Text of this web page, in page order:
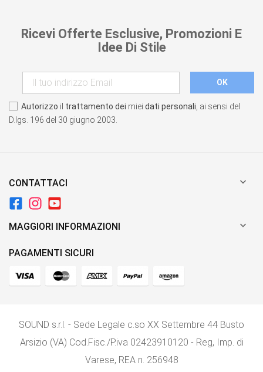
Ricevi Offerte Esclusive, Promozioni E
Idee Di Stile
Autorizzo il trattamento dei miei dati personali , ai sensi del
D.lgs. 196 del 30 giugno 2003.
CONTATTACI 
MAGGIORI INFORMAZIONI 
PAGAMENTI SICURI
SOUND s.r.l. - Sede Legale c.so XX Settembre 44 Busto
Arsizio (VA) Cod.Fisc./P.iva 02423910120 - Reg, Imp. di
Varese, REA n. 256948